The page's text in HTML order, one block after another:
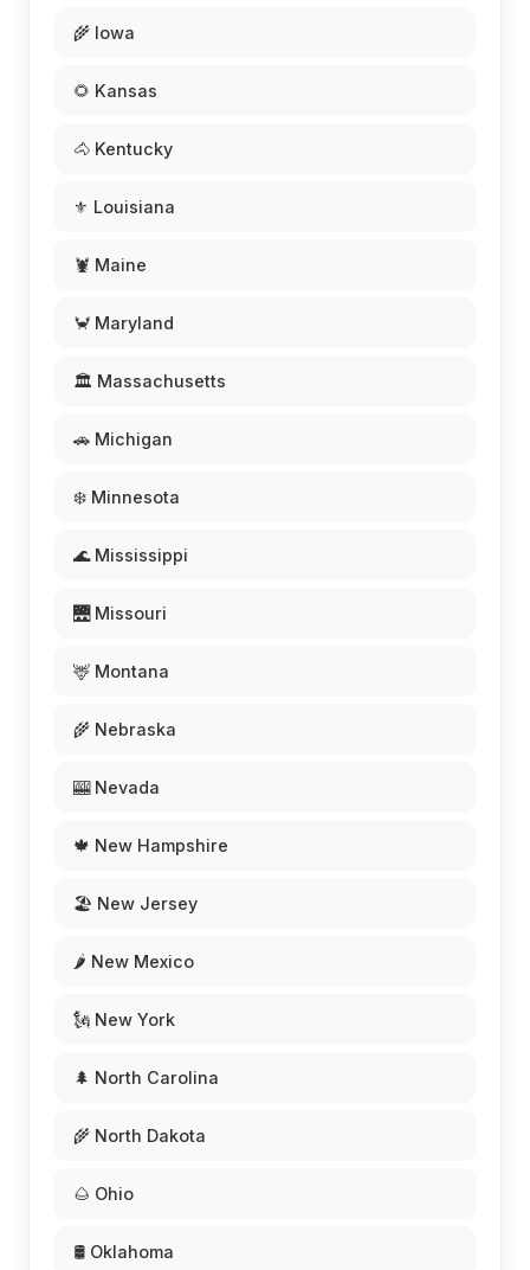
🌾 Iowa
🌻 Kansas
🐴 Kentucky
⚜️ Louisiana
🦞 Maine
🦀 Maryland
🏛️ Massachusetts
🚗 Michigan
❄️ Minnesota
🌊 Mississippi
🌉 Missouri
🦌 Montana
🌾 Nebraska
🎰 Nevada
🍁 New Hampshire
🏖️ New Jersey
🌶️ New Mexico
🗽 New York
🌲 North Carolina
🌾 North Dakota
🌰 Ohio
🛢️ Oklahoma